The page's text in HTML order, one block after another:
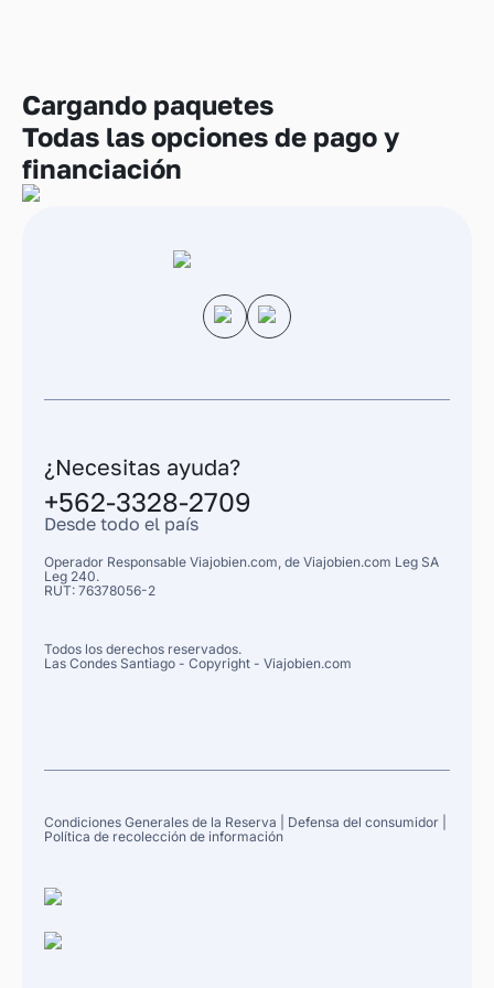
Cargando paquetes
Todas las opciones de pago y
financiación
¿Necesitas ayuda?
+562-3328-2709
Desde todo el país
Operador Responsable Viajobien.com, de Viajobien.com Leg SA
Leg 240.
RUT: 76378056-2
Todos los derechos reservados.
Las Condes Santiago - Copyright - Viajobien.com
Condiciones Generales de la Reserva Defensa del consumidor
Política de recolección de información